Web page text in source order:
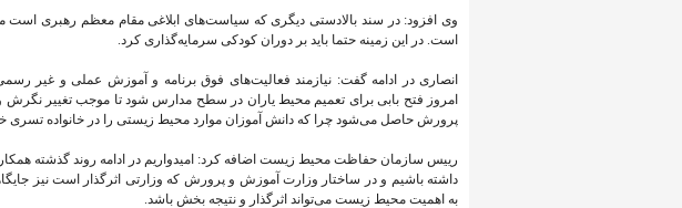
وی افزود: در سند بالادستی دیگری که سیاست‌های ابلاغی مقام معظم رهبری
است. در این زمینه حتما باید بر دوران کودکی سرمایه‌گذاری کرد.
انصاری در ادامه گفت: نیازمند فعالیت‌های فوق برنامه و آموزش عملی و غیر
امروز فتح بابی برای تعمیم محیط یاران در سطح مدارس شود تا موجب تغییر
پرورش حاصل می‌شود چرا که دانش آموزان موارد محیط زیستی را در خانواده تسری
رییس سازمان حفاظت محیط زیست اضافه کرد: امیدواریم در ادامه روند گذشته
داشته باشیم و در ساختار وزارت آموزش و پرورش که وزارتی اثرگذار است نیز
به اهمیت محیط زیست می‌تواند اثرگذار و نتیجه بخش باشد.